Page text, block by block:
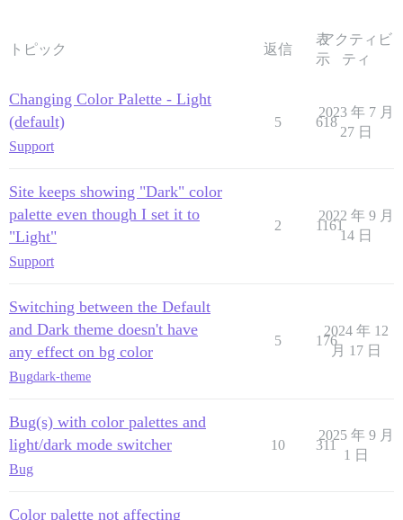
トピック 返信
表
示
アクティビ
ティ
Changing Color Palette - Light
(default)
Support
5 618
2023 年 7 月
27 日
Site keeps showing "Dark" color
palette even though I set it to
"Light"
Support
2 1161
2022 年 9 月
14 日
Switching between the Default
and Dark theme doesn't have
any effect on bg color
Bugdark-theme
5 176
2024 年 12
月 17 日
Bug(s) with color palettes and
light/dark mode switcher
Bug
10 311
2025 年 9 月
1 日
Color palette not affecting